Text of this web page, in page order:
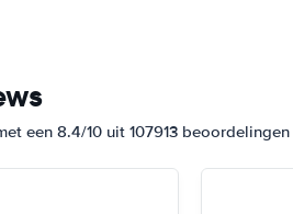
een 8.4/10 uit 107913 beoordelingen